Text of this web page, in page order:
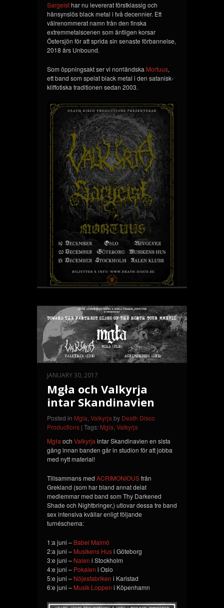
Sargeisthar nu levererat förstklassig och
hänsynslös black metal i två decennier. Ett
välrenommerat namn från den finska
extremmetalscenen som äntligen korsar
Östersjön för att sprida sin senaste förbannelse,
2018 års Unbound.
Som öppningsakt ser vi norrländska Mortuus,
ett band som spelat black metal i den satanisk-
kliffotiska traditionen sedan 2003.
JANUARY 30, 2017
Mgła och Valkyrja
intar Skandinavien
Posted in Mgla Valkyrja by Death Disco
Productions | Tags: Mgla Valkyrja
Mgła och Valkyrja intar Skandinavien en sista
gång innan banden går in studion för att jobba
med nytt material!
Tillsammans med ACRIMONIOUSfrån
Grekland (som har bland annat delat
medlemmar med band som Thy Darkened
Shade och Nightbringer,) utlovar dessa tre band
sex intensiva kvällar enligt följande
turnéschema:
1:a juni – Babel Malmö
2:a juni – Musikens Husi Göteborg
3:e juni – Nalen i Stockholm
4:e juni – Pokalen i Oslo
5:e juni – Nöjesfabriken i Karlstad
6:e juni – Musik Loppen i Köpenhamn